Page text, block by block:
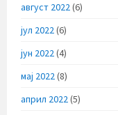
август 2022(6)
јул 2022(6)
јун 2022(4)
мај 2022(8)
април 2022(5)